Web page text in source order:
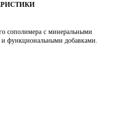
сополимера с минеральными
функциональными добавками.